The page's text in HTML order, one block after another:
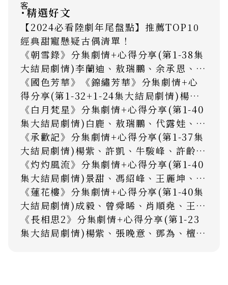
˙精選好文
【2024必看陸劇年尾盤點】推薦TOP10
經典甜寵懸疑古偶清單！
《朝雪錄》分集劇情+心得分享(第1-38集
大結局劇情)李蘭迪、敖瑞鵬、余承恩、沈
羽潔、程泓鑫、王路晴主演，劇情角色演
員介紹，改編自步月淺妝的懸疑小說《權
寵之仵作醫妃》，執刀探案女仵作x仗劍
追兇世子將軍，化身福爾摩斯雙人組強強
聯手，邊找真相邊偷偷談戀愛，集權謀、
愛情、懸疑於一身，採用「三集一案」快
節奏單元結構，預告片的氛圍感已經狠狠
拿捏住我，復仇線和案件線都挺帶感的，
強烈安利大家去一睹為快，保證有意外驚
喜，甚至有可能追劇停不下來！(預告)
《國色芳華》《錦繡芳華》分集劇情+心
得分享(第1-32+1-24集大結局劇情)楊
紫、李現、魏哲鳴、張雅欽、涂松岩、管
樂主演，劇情角色演員介紹，改編自閱文
集團旗下起點讀書作家意千重的同名小
說，有奸商之稱的商戶之女x惡名昭彰的
貪官，攜手創業濟民救世，融合經商、勵
志、愛情和朝堂等元素，無論是劇情還是
製作都充滿期待感，加上楊紫李現二搭重
現童顏CP，真的是想不爆都難！(預告)
《白月梵星》分集劇情+心得分享(第1-40
集大結局劇情)白鹿、敖瑞鵬、代露娃、常
華森、韓棟主演，劇情角色演員介紹，改
編自晉江文學城作家星零創作的小說《白
爍上神》，機靈俏皮平凡少女一心求仙問
道， 沒想到半路撞上外冷內騷殘血妖王，
雞飛狗跳地踏上拯救三界的旅程，《千古
玦塵》《神隱》的姐妹作，不僅劇情緊
湊，畫面質感也堪稱一流，開播成爆款或
已是必然！(預告)
《承歡記》分集劇情+心得分享(第1-37集
大結局劇情)楊紫、許凱、牛駿峰、許齡
月、何賽飛、吳彥姝主演，劇情角色演員
介紹，改編自香港知名作家亦舒經典同名
小說，異父異母的兄妹從歡喜冤家上下級
到互相治癒的小情侶，融合親情、愛情、
職場、勵志等諸多元素，被譽為現代版
《知否》，無疑又將成為家庭題材中的王
《灼灼風流》分集劇情+心得分享(第1-40
集大結局劇情)景甜、馮紹峰、王麗坤、周
翊然、徐海喬主演，劇情角色演員介紹，
改編自隨宇而安原著的火星女頻《曾風
流》，扮豬吃老虎事業腦女官與戰功赫赫
美強慘王爺，相知相愛攜手搞事業，《司
《蓮花樓》分集劇情+心得分享(第1-40集
大結局劇情)成毅、曾舜晞、肖順堯、王鶴
潤、陳都靈主演，劇情角色演員介紹，改
編自藤萍的武俠小說《吉祥紋蓮花樓》，
《長相思2》分集劇情+心得分享(第1-23
集大結局劇情)楊紫、張晚意、鄧為、檀健